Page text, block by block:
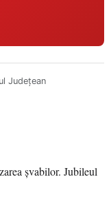
Judeţean